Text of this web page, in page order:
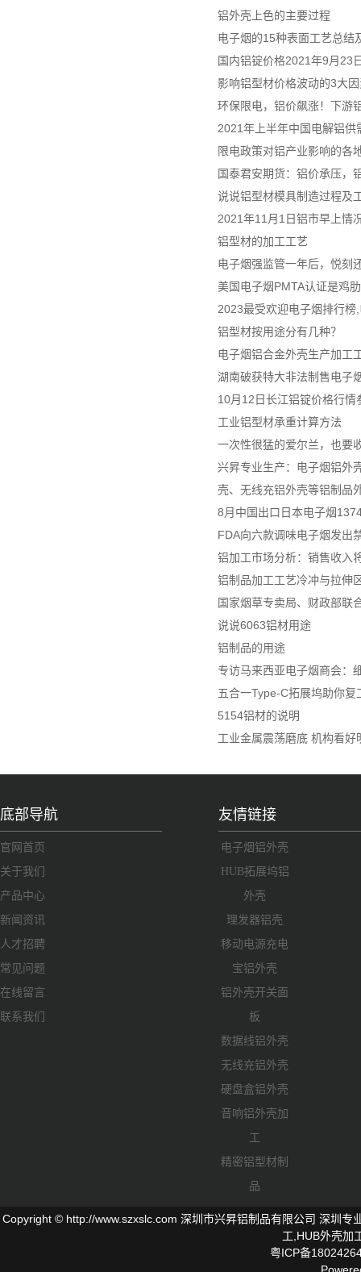
铝外壳上色的主要过程
电子烟的15种表面工艺总结
国内铝锭价格2021年9月23
影响铝型材价格波动的3大
环保限电，铝价飙涨！下游
2021年上半年中国电解铝供
限电政策对铝产业影响的各
国泰君安期货：铝价承压，
说说铝型材模具制造过程及
2021年11月1日铝市早上情
铝型材的加工工艺
电子烟强监管一年后，悦刻
美国电子烟PMTA认证是鸡
2023最受欢迎电子烟排行榜
铝型材按用途分有几种？
电子烟铝合金外壳生产加工
湖南破获特大非法制售电子
10月12日长江铝锭价格行情
工业铝型材承重计算方法
一次性很猛的爱尔兰，也要
兴昇专业生产：电子烟铝外
壳、无线充铝外壳等铝制品
8月中国出口日本电子烟
FDA向六款调味电子烟发出
铝加工市场分析：销售收入
铝制品加工工艺冷冲与拉伸
国家烟草专卖局、财政部联
说说6063铝材用途
铝制品的用途
专访马来西亚电子烟商会：
五合一Type-C拓展坞助你
5154铝材的说明
工业金属震荡磨底 机构看
底部导航
官网首页
关于我们
产品中心
新闻资讯
人才招聘
常见问题
在线留言
联系我们
友情链接
电子烟铝外壳
HUB拓展坞铝
外壳
理发器铝壳
移动电源充电
宝铝外壳
铝外壳开关面
板
数据线铝外壳
无线充铝外壳
硬盘盒铝外壳
音响铝外壳加
工
精密铝型材制
品
Copyright © http://www.szxslc.com 深圳市兴昇铝制品有限公司 深圳专
工, HUB外壳加
粤ICP备